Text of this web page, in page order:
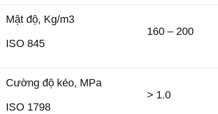
Mật độ, Kg/m3
ISO 845
160 – 200
Cường độ kéo, MPa
ISO 1798
> 1.0